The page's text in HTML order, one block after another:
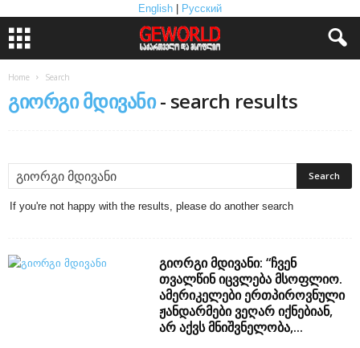
English Русский
Home Search
გიორგი მდივანი- search results
If you're not happy with the results, please do another search
გიორგი მდივანი: “ჩვენ
თვალწინ იცვლება მსოფლიო.
ამერიკელები ერთპიროვნული
ჟანდარმები ვეღარ იქნებიან,
არ აქვს მნიშვნელობა,...